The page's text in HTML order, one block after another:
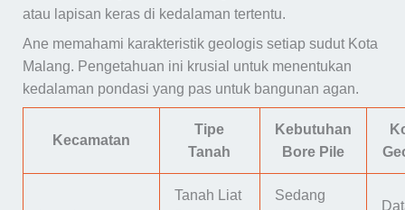
atau lapisan keras di kedalaman tertentu.
Ane memahami karakteristik geologis setiap sudut Kota
Malang. Pengetahuan ini krusial untuk menentukan
kedalaman pondasi yang pas untuk bangunan agan.
Kecamatan
Tipe
Tanah
Kebutuhan
Bore Pile
Tanah Liat
Sedang